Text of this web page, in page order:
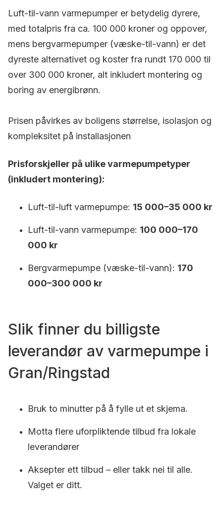
Luft-til-vann varmepumper er betydelig dyrere,
med totalpris fra ca. 100 000 kroner og oppover,
mens bergvarmepumper (væske-til-vann) er det
dyreste alternativet og koster fra rundt 170 000 til
over 300 000 kroner, alt inkludert montering og
boring av energibrønn.
Prisen påvirkes av boligens størrelse, isolasjon og
kompleksitet på installasjonen
Prisforskjeller på ulike varmepumpetyper
(inkludert montering):
Luft-til-luft varmepumpe: 15 000–35 000 kr
Luft-til-vann varmepumpe: 100 000–170
000 kr
Bergvarmepumpe (væske-til-vann): 170
000–300 000 kr
Slik finner du billigste
leverandør av varmepumpe i
Gran/Ringstad
Bruk to minutter på å fylle ut et skjema.
Motta flere uforpliktende tilbud fra lokale
leverandører
Aksepter ett tilbud – eller takk nei til alle.
Valget er ditt.